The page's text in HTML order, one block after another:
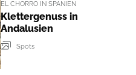
EL CHORRO IN SPANIEN
Klettergenuss in
Andalusien
Spots